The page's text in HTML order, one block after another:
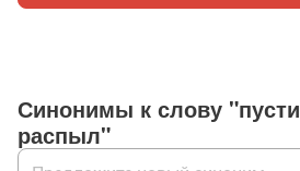
Синонимы к слову
распыл"